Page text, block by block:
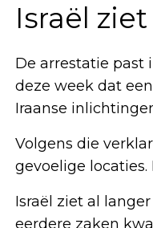
Israël
De arrestatie past
deze week dat
Iraanse
Volgens die
gevoelige
Israël ziet al
eerdere zaken